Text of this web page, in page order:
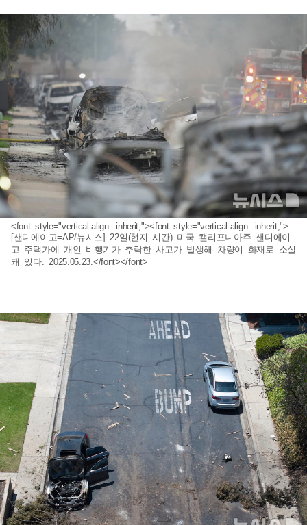
<font style="vertical-align: inherit;"><font style="vertical-align: inherit;">
[샌디에이고=AP/뉴시스] 22일(현지 시간) 미국 캘리포니아주 샌디에이
고 주택가에 개인 비행기가 추락한 사고가 발생해 차량이 화재로 소실
돼 있다. 2025.05.23.</font></font>